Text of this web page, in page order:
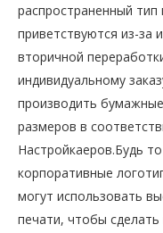
распространенный
приветствуются из-за
вторичной
индивидуальному
производить
размеров в
Настройкаеров.Будь
корпоративные
могут использовать
печати, чтобы